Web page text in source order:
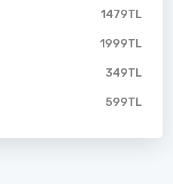
1479TL
1999TL
349TL
599TL